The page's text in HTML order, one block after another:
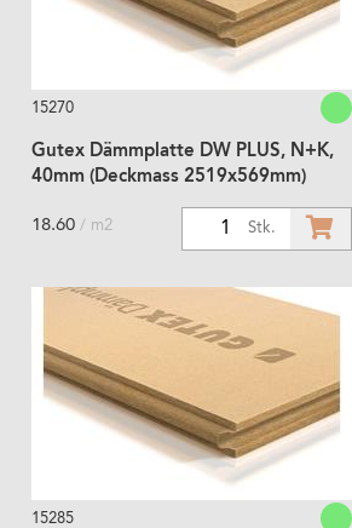
15270
Gutex Dämmplatte DW PLUS, N+K,
40mm (Deckmass 2519x569mm)
Stk.
18.60 / m2
15285